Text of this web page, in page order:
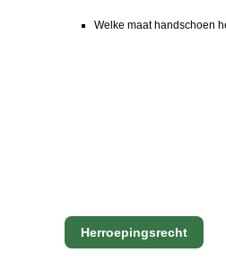
Welke maat handschoen
Herroepingsrecht